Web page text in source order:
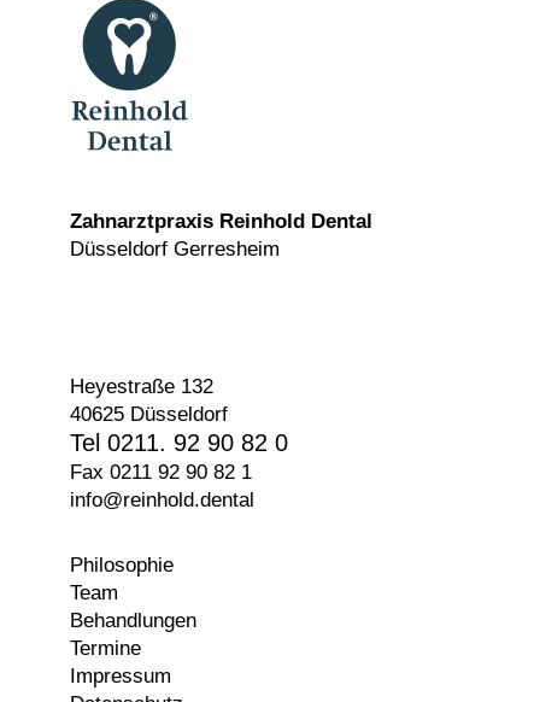
Zahnarztpraxis Reinhold Dental
Düsseldorf Gerresheim
Heyestraße 132
40625 Düsseldorf
Tel 0211. 92 90 82 0
Fax 0211 92 90 82 1
info@reinhold.dental
Philosophie
Team
Behandlungen
Termine
Impressum